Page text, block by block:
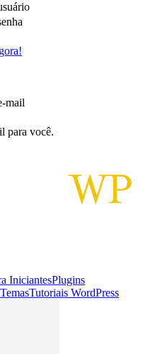
mail
para você.
IniciantesPlugins
TemasTutoriais WordPress